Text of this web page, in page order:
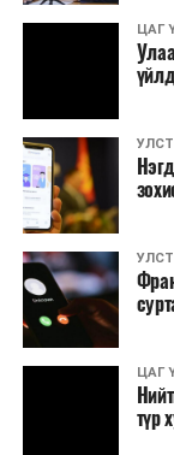
тавилга,
Батлан
Хуулиар
контент,
Заавал
Санхүүгийн
эрүүл
хамрагдахгүй
эрт
өвчний
ЦАГ
ЦАГ
түр